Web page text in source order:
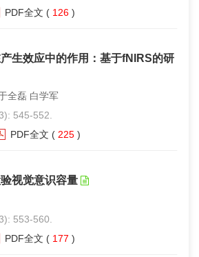
PDF全文 ( 126 )
生效应中的作用：基于fNIRS的研
全磊 白学军
545-552.
PDF全文 ( 225 )
视觉意识容量
553-560.
PDF全文 ( 177 )